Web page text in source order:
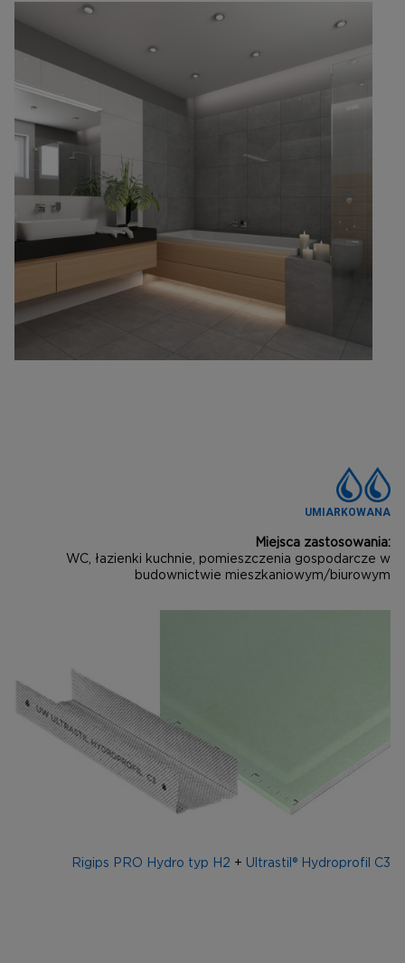
UMIARKOWANA
Miejsca zastosowania:
WC, łazienki kuchnie, pomieszczenia gospodarcze w
budownictwie mieszkaniowym/biurowym
Rigips PRO Hydro typ H2 + Ultrastil® Hydroprofil C3